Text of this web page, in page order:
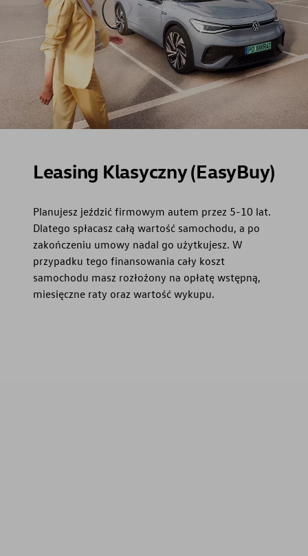
Leasing Klasyczny (EasyBuy)
Planujesz jeździć firmowym autem przez 5-10 lat.
Dlatego spłacasz całą wartość samochodu, a po
zakończeniu umowy nadal go użytkujesz. W
przypadku tego finansowania cały koszt
samochodu masz rozłożony na opłatę wstępną,
miesięczne raty oraz wartość wykupu.